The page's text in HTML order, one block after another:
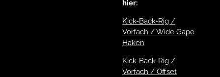
hier:
Kick-Back-Rig /
Vorfach / Wide Gape
Haken
Kick-Back-Rig /
Vorfach / Offset